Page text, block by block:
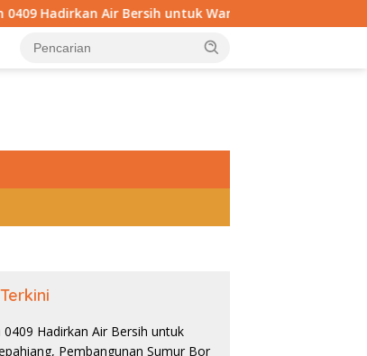
Warga Kepahiang, Pembangunan Sumur Bor Capai